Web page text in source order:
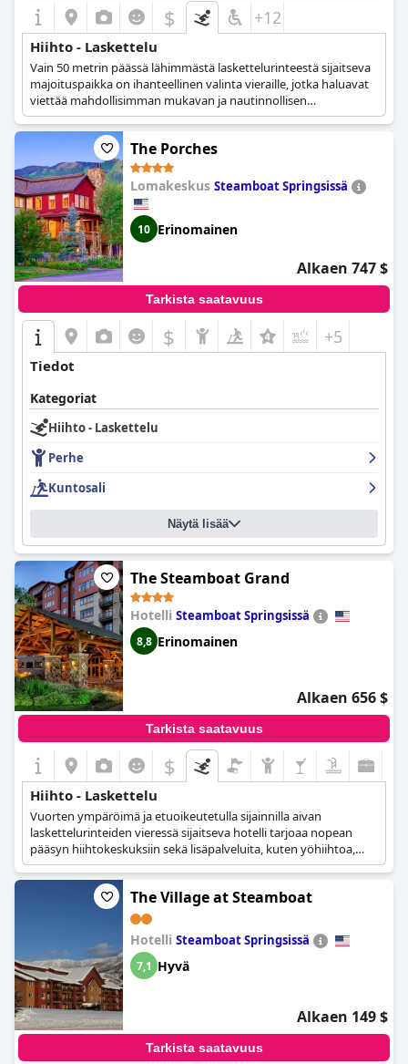
$ +12
Hiihto - Laskettelu
Vain 50 metrin päässä lähimmästä laskettelurinteestä sijaitseva
majoituspaikka on ihanteellinen valinta vieraille, jotka haluavat
viettää mahdollisimman mukavan ja nautinnollisen
hiihtoloman.
The Porches
Lomakeskus Steamboat Springsissä
10 Erinomainen
Alkaen 747 $
Tarkista saatavuus
$ +5
Tiedot
Kategoriat
Hiihto - Laskettelu
Perhe
Kuntosali
Näytä lisää
The Steamboat Grand
Hotelli Steamboat Springsissä
8,8 Erinomainen
Alkaen 656 $
Tarkista saatavuus
$
Hiihto - Laskettelu
Vuorten ympäröimä ja etuoikeutetulla sijainnilla aivan
laskettelurinteiden vieressä sijaitseva hotelli tarjoaa nopean
pääsyn hiihtokeskuksiin sekä lisäpalveluita, kuten yöhiihtoa,
kelkka-ajeluja ja moottorikelkkaretkiä, jotka innostavat ja
viihdyttävät kaikkia vieraita.
The Village at Steamboat
Hotelli Steamboat Springsissä
7,1 Hyvä
Alkaen 149 $
Tarkista saatavuus